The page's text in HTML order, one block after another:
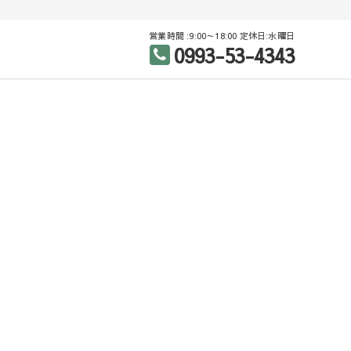
営業時間 :9:00～18:00 定休日:水曜日
0993-53-4343